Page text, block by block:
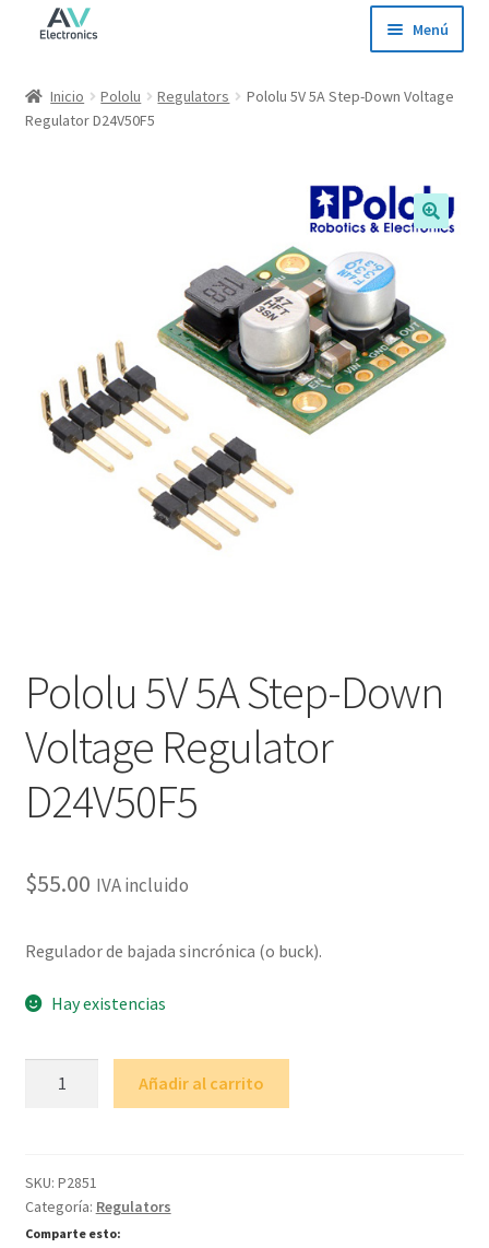
navegación
Menú
Inicio Pololu Regulators
Pololu 5V 5A Step-Down Voltage
Regulator D24V50F5
Pololu 5V 5A Step-Down
Voltage Regulator
D24V50F5
$55.00 IVA incluido
Regulador de bajada sincrónica (o buck).
Hay existencias
Down
Voltage
Regulator
Añadir al carrito
SKU: P2851
Categoría: Regulators
Comparte esto: